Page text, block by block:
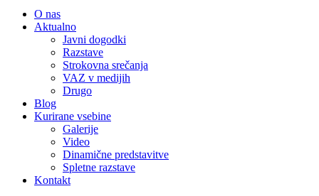
O nas
Aktualno
Javni dogodki
Razstave
Strokovna srečanja
VAZ v medijih
Drugo
Blog
Kurirane vsebine
Galerije
Video
Dinamične predstavitve
Spletne razstave
Kontakt